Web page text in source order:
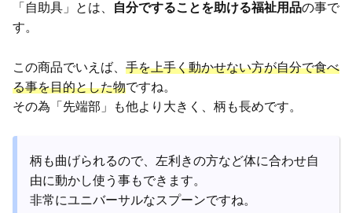
「自助具」とは、 自分ですることを助ける福祉用品の事で
す。
この商品でいえば、 手を上手く動かせない方が自分で食べ
る事を目的とした物ですね。
その為「先端部」も他より大きく、柄も長めです。
柄も曲げられるので、左利きの方など体に合わせ自
由に動かし使う事もできます。
非常にユニバーサルなスプーンですね。